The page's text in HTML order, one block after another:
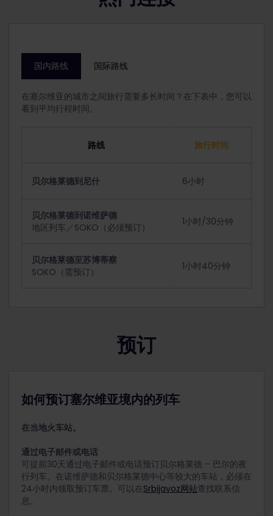
国内路线 国际路线
在塞尔维亚的城市之间旅行需要多长时间？在下表中，您可以
看到平均行程时间。
路线 旅行时间
贝尔格莱德到尼什 6小时
贝尔格莱德到诺维萨德
地区列车／SOKO（必须预订）
1小时/30分钟
贝尔格莱德至苏博蒂察
SOKO（需预订）
1小时40分钟
预订
如何预订塞尔维亚境内的列车
在当地火车站。
通过电子邮件或电话
可提前30天通过电子邮件或电话预订贝尔格莱德 – 巴尔的夜
行列车。在诺维萨德和贝尔格莱德中心等较大的车站，必须在
24小时内领取预订车票。可以在Srbijavoz网站查找联系信
息。